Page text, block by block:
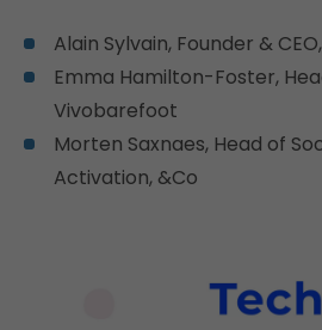
Alain Sylvain, Founder &
Emma Hamilton-Foster,
Vivobarefoot
Morten Saxnaes, Head of
Activation, &Co